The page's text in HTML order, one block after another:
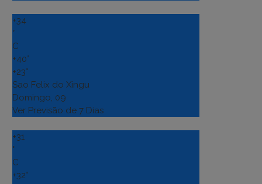
+34
°
C
+40°
+23°
Sao Felix do Xingu
Domingo, 09
Ver Previsão de 7 Dias
+31
°
C
+32°